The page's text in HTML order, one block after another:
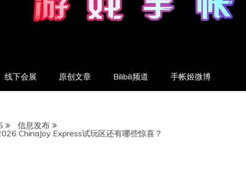
线下会展 原创文章 Bilibili频道 手帐姬微博
信息发布
ChinaJoy Express试玩区还有哪些惊喜？